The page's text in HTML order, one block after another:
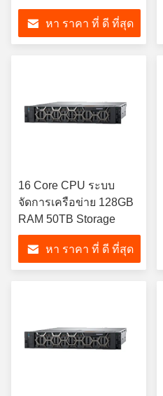
งาน 0-93 RH
หา ราคา ที่ ดี ที่สุด
16 Core CPU ระบบ
จัดการเครือข่าย 128GB
RAM 50TB Storage
หา ราคา ที่ ดี ที่สุด